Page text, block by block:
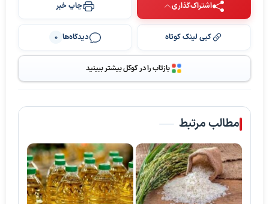
اشتراک‌گذاری چاپ خبر
کپی لینک کوتاه دیدگاه‌ها 0
بازتاب را در گوگل بیشتر ببینید
مطالب مرتبط